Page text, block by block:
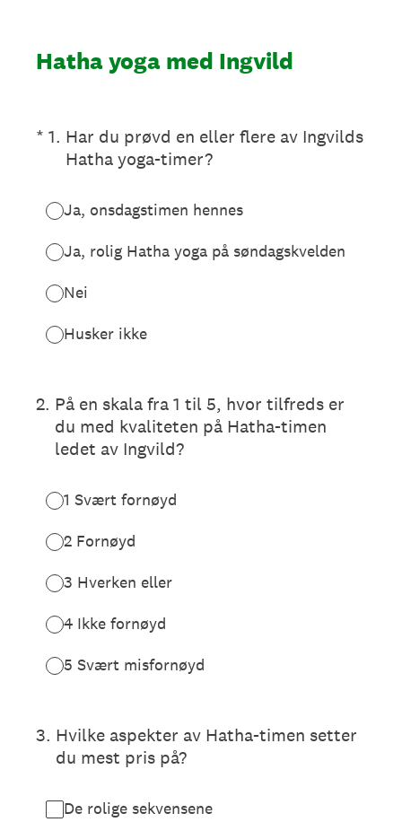
Hatha yoga med Ingvild
* 1. Har du prøvd en eller flere av Ingvilds
Hatha yoga-timer?
(Obligatorisk.)
Ja, onsdagstimen hennes
Ja, rolig Hatha yoga på søndagskvelden
Nei
Husker ikke
2. På en skala fra 1 til 5, hvor tilfreds er
du med kvaliteten på Hatha-timen
ledet av Ingvild?
1 Svært fornøyd
2 Fornøyd
3 Hverken eller
4 Ikke fornøyd
5 Svært misfornøyd
3. Hvilke aspekter av Hatha-timen setter
du mest pris på?
De rolige sekvensene